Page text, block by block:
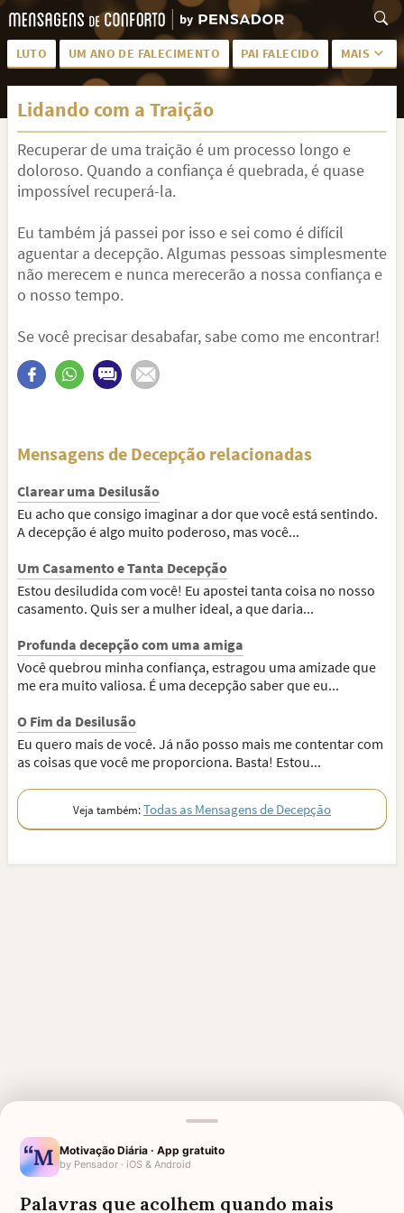
LUTO UM ANO DE FALECIMENTO PAI FALECIDO MAIS
LUTO PARA AMIGA PALAVRAS
PÊSAMES PARA AMIGA DESCANSE EM PAZ
MEUS SENTIMENTOS
TODAS AS CATEGORIAS
Lidando com a Traição
Recuperar de uma traição é um processo longo e
doloroso. Quando a confiança é quebrada, é quase
impossível recuperá-la.
Eu também já passei por isso e sei como é difícil
aguentar a decepção. Algumas pessoas simplesmente
não merecem e nunca merecerão a nossa confiança e
o nosso tempo.
Se você precisar desabafar, sabe como me encontrar!
Mensagens de Decepção relacionadas
Clarear uma Desilusão
Eu acho que consigo imaginar a dor que você está sentindo.
A decepção é algo muito poderoso, mas você...
Um Casamento e Tanta Decepção
Estou desiludida com você! Eu apostei tanta coisa no nosso
casamento. Quis ser a mulher ideal, a que daria...
Profunda decepção com uma amiga
Você quebrou minha confiança, estragou uma amizade que
me era muito valiosa. É uma decepção saber que eu...
O Fim da Desilusão
Eu quero mais de você. Já não posso mais me contentar com
as coisas que você me proporciona. Basta! Estou...
Veja também:Todas as Mensagens de Decepção
Motivação Diária · App gratuito
by Pensador · iOS & Android
Palavras que acolhem quando mais